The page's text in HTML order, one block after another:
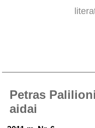
Petras
aidai